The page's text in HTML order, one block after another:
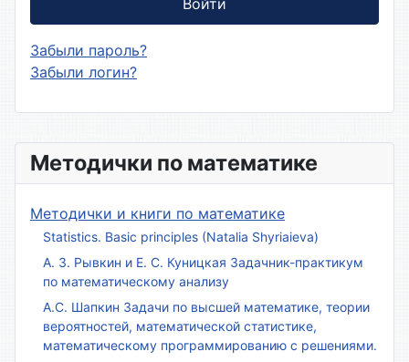
Методички по математике
Методички и книги по математике
Statistics. Basic principles (Natalia Shyriaieva)
А. З. Рывкин и Е. С. Куницкая Задачник-практикум
по математическому анализу
А.С. Шапкин Задачи по высшей математике, теории
вероятностей, математической статистике,
математическому программированию с решениями.
Забыли пароль?
Забыли логин?